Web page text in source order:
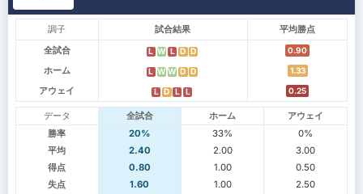
調子 試合結果
平均勝点
全試合
L W L D D 0.90
ホーム L WW D D 1.33
アウェイ L D L L 0.25
データ 全試合 ホーム
アウェイ
勝率
20% 33%
0%
平均
2.40 2.00
3.00
得点
0.80 1.00
0.50
失点
1.60 1.00
2.50